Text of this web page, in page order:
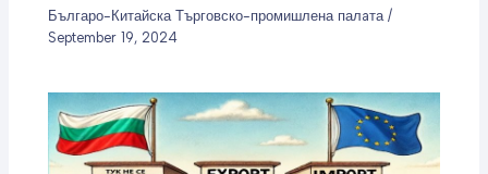
Българо-Китайска Търговско-промишлена палaта/
September 19, 2024